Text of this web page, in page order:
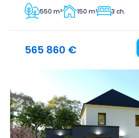
550 m² 150 m² 3 ch.
565 860 €